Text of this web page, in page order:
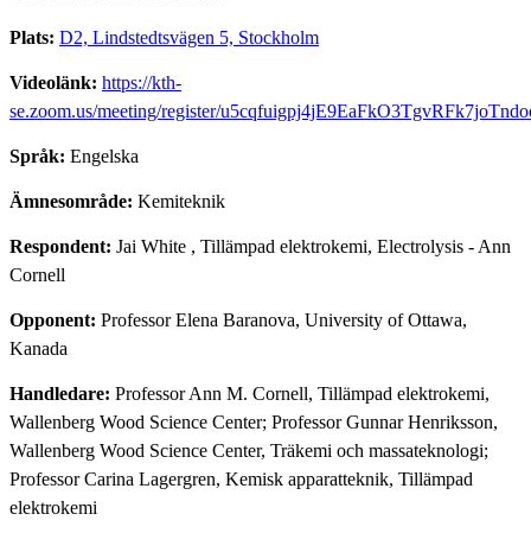
Plats: D2, Lindstedtsvägen 5, Stockholm
Videolänk: https://kth-
se.zoom.us/meeting/register/
Språk: Engelska
Ämnesområde: Kemiteknik
Respondent: Jai White , Tillämpad elektrokemi, Electrolysis - Ann
Cornell
Opponent: Professor Elena Baranova, University of Ottawa,
Kanada
Handledare: Professor Ann M. Cornell, Tillämpad elektrokemi,
Wallenberg Wood Science Center; Professor Gunnar Henriksson,
Wallenberg Wood Science Center, Träkemi och massateknologi;
Professor Carina Lagergren, Kemisk apparatteknik, Tillämpad
elektrokemi